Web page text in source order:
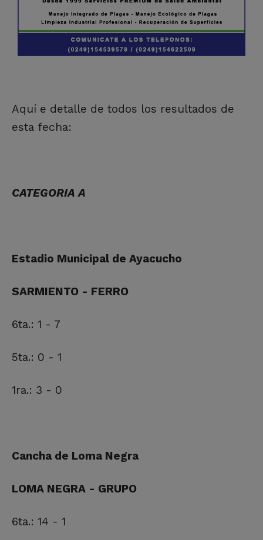
Aquí e detalle de todos los resultados de
esta fecha:
CATEGORIA A
Estadio Municipal de Ayacucho
SARMIENTO - FERRO
6ta.: 1 - 7
5ta.: 0 - 1
1ra.: 3 - 0
Cancha de Loma Negra
LOMA NEGRA - GRUPO
6ta.: 14 - 1